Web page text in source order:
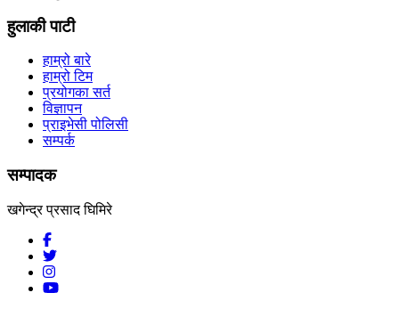
हुलाकी पाटी
हाम्रो बारे
हाम्रो टिम
प्रयोगका सर्त
विज्ञापन
प्राइभेसी पोलिसी
सम्पर्क
सम्पादक
खगेन्द्र प्रसाद घिमिरे